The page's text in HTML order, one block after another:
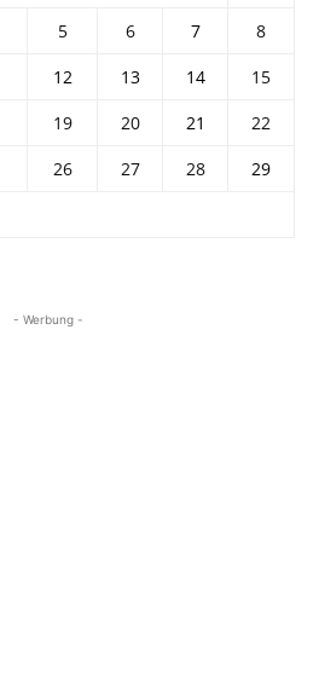
5 6 7
8
12 13 14
15
19 20 21
22
26 27 28
29
- Werbung -